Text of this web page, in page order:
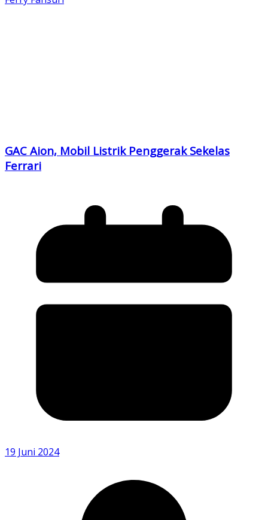
GAC Aion, Mobil Listrik Penggerak Sekelas
Ferrari
19 Juni 2024